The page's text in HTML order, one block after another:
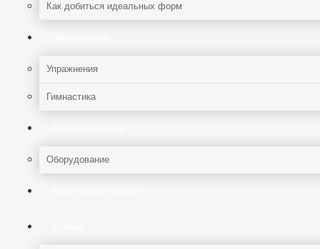
Как добиться идеальных форм
Упражнения
Гимнастика
Оборудование